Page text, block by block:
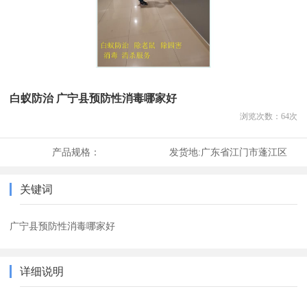
白蚁防治 广宁县预防性消毒哪家好
浏览次数： 64次
产品规格： 发货地:广东省江门市蓬江区
关键词
广宁县预防性消毒哪家好
详细说明